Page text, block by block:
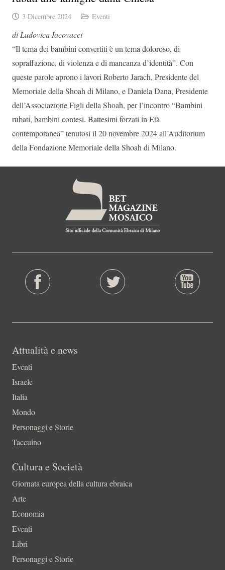
3 Dicembre 2024 Eventi
di Ludovica Iacovacci
“Il tema dei bambini convertiti è un tema doloroso, di
sopraffazione, di violenza e di mancanza d’identità”. Con
queste parole aprono i lavori Roberto Jarach, Presidente del
Memoriale della Shoah di Milano, e Daniela Dana, Presidente
dell’Associazione Figli della Shoah, per l’incontro “Bambini
rubati, bambini contesi. Battesimi forzati in Età
contemporanea” tenutosi il 20 novembre 2024 all’Auditorium
della Fondazione Memoriale della Shoah di Milano.
Attualità e news
Eventi
Israele
Italia
Mondo
Personaggi e Storie
Taccuino
Cultura e Società
Giornata europea della cultura ebraica
Arte
Economia
Eventi
Libri
Personaggi e Storie